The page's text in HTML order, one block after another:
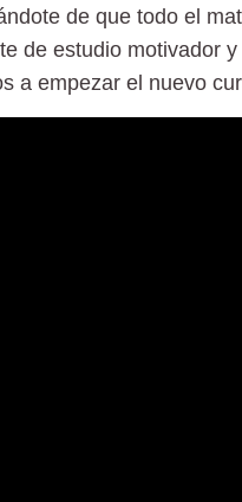
de que todo el
de estudio motivador
a empezar el nuevo